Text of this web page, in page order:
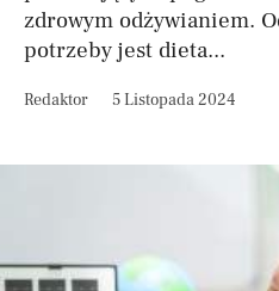
zdrowym odżywianiem.
potrzeby jest dieta...
Redaktor 5 Listopada 2024